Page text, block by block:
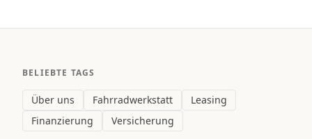
BELIEBTE TAGS
Über uns Fahrradwerkstatt
Leasing
Finanzierung
Versicherung